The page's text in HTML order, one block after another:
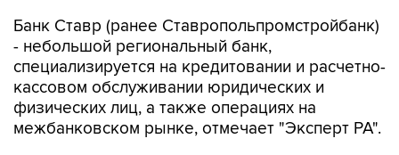
Банк Ставр (ранее Ставропольпромстройбанк)
- небольшой региональный банк,
специализируется на кредитовании и расчетно-
кассовом обслуживании юридических и
физических лиц, а также операциях на
межбанковском рынке, отмечает "Эксперт РА".